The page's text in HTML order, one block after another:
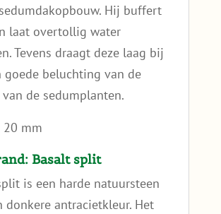
Hij buffert
laat overtollig water
Tevens draagt deze laag bij
goede beluchting van de
de sedumplanten.
20 mm
Basalt split
is een harde natuursteen
donkere antracietkleur. Het